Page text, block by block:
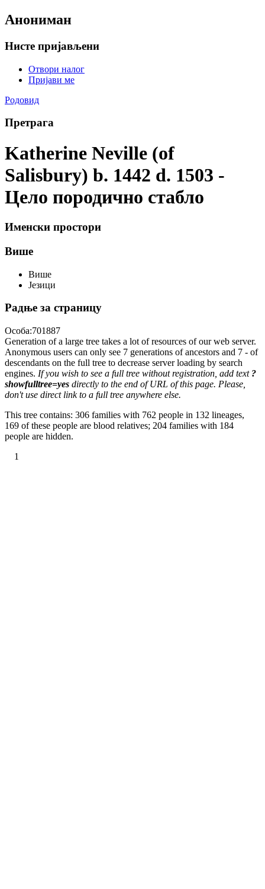
Анониман
Нисте пријављени
Отвори налог
Пријави ме
Родовид
Претрага
Katherine Neville (of
Salisbury) b. 1442 d. 1503 -
Цело породично стабло
Именски простори
Више
Више
Језици
Радње за страницу
Особа:701887
Generation of a large tree takes a lot of resources of our web server.
Anonymous users can only see 7 generations of ancestors and 7 - of
descendants on the full tree to decrease server loading by search
engines. If you wish to see a full tree without registration, add text ?
showfulltree=yes directly to the end of URL of this page. Please,
don't use direct link to a full tree anywhere else.
This tree contains: 306 families with 762 people in 132 lineages,
169 of these people are blood relatives; 204 families with 184
people are hidden.
1